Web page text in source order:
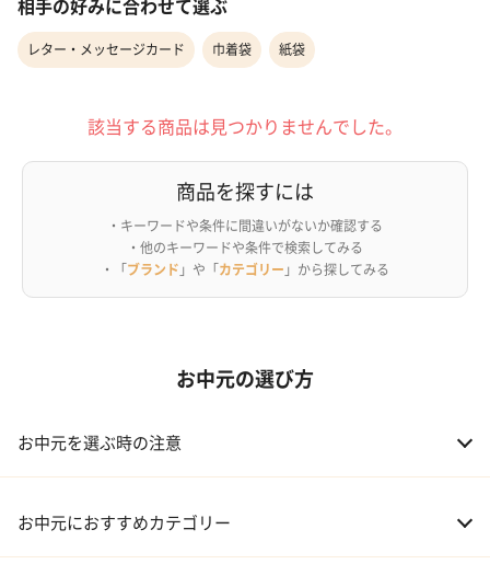
相手の好みに合わせて選ぶ
レター・メッセージカード 巾着袋 紙袋
該当する商品は見つかりませんでした。
商品を探すには
・キーワードや条件に間違いがないか確認する
・他のキーワードや条件で検索してみる
・「ブランド 」や「カテゴリー 」から探してみる
お中元の選び方
お中元を選ぶ時の注意
お中元におすすめカテゴリー